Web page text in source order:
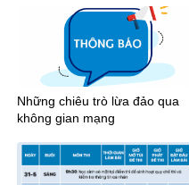
Những chiêu trò lừa đảo qua
không gian mạng